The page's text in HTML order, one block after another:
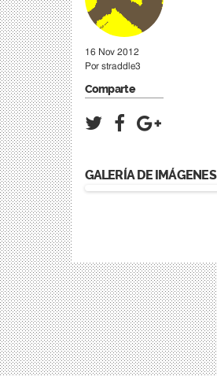
16 Nov 2012
Por straddle3
Comparte
GALERÍA DE IMÁGENES